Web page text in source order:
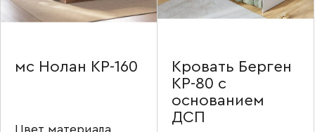
мс Нолан КР-160
Цвет материала
Кровать Берген
КР-80 с
основанием
ДСП